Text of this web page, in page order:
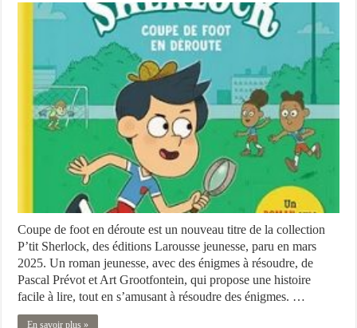
Coupe de foot en déroute est un nouveau titre de la collection
P’tit Sherlock, des éditions Larousse jeunesse, paru en mars
2025. Un roman jeunesse, avec des énigmes à résoudre, de
Pascal Prévot et Art Grootfontein, qui propose une histoire
facile à lire, tout en s’amusant à résoudre des énigmes. …
En savoir plus »